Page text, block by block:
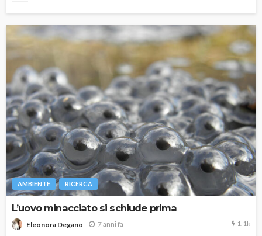
AMBIENTE RICERCA
L’uovo minacciato si schiude prima
Eleonora Degano 7 anni fa 1.1k